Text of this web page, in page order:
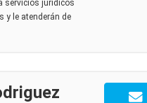
servicios jurídicos
y le atenderán de